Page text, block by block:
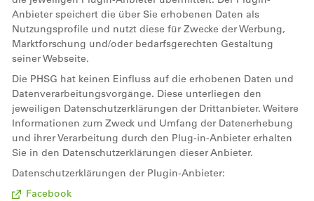
Anbieter speichert die über Sie erhobenen Daten als
Nutzungsprofile und nutzt diese für Zwecke der Werbung,
Marktforschung und/oder bedarfsgerechten Gestaltung
seiner Webseite.
Die PHSG hat keinen Einfluss auf die erhobenen Daten und
Datenverarbeitungsvorgänge. Diese unterliegen den
jeweiligen Datenschutzerklärungen der Drittanbieter. Weitere
Informationen zum Zweck und Umfang der Datenerhebung
und ihrer Verarbeitung durch den Plug-in-Anbieter erhalten
Sie in den Datenschutzerklärungen dieser Anbieter.
Datenschutzerklärungen der Plugin-Anbieter:
Facebook